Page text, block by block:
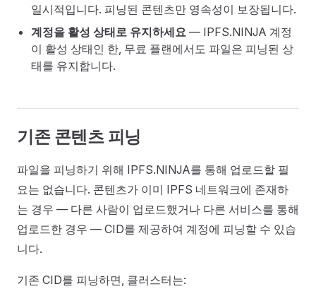
일시적입니다. 피닝된 콘텐츠만 영속성이 보장됩니다.
계정을 활성 상태로 유지하세요 — IPFS.NINJA 계정
이 활성 상태인 한, 무료 플랜에서도 파일은 피닝된 상
태를 유지합니다.
기존 콘텐츠 피닝
파일을 피닝하기 위해 IPFS.NINJA를 통해 업로드할 필
요는 없습니다. 콘텐츠가 이미 IPFS 네트워크에 존재하
는 경우 — 다른 사람이 업로드했거나 다른 서비스를 통해
업로드한 경우 — CID를 제공하여 계정에 피닝할 수 있습
니다.
기존 CID를 피닝하면, 클러스터는: